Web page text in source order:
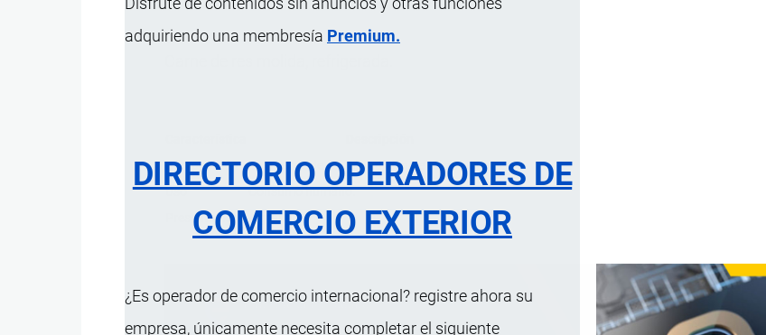
adquiriendo una membresía Premium.
DIRECTORIO OPERADORES DE
COMERCIO EXTERIOR
¿Es operador de comercio internacional? registre ahora su
empresa, únicamente necesita completar el siguiente
Composición
Solo carne de res, sin adición de otros insumos.
Uso
Consumo humano.
Presentación
A granel.